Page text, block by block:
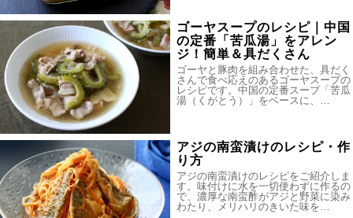
ゴーヤスープのレシピ｜中国
の定番「苦瓜湯」をアレン
ジ！簡単＆具だくさん
ゴーヤと豚肉を組み合わせた、具だく
さんで食べ応えのあるゴーヤスープの
レシピです。中国の定番スープ「苦瓜
湯（くがとう）」をベースに、…
アジの南蛮漬けのレシピ・作
り方
アジの南蛮漬けのレシピをご紹介しま
す。味付けに水を一切使わずに作るの
で、濃厚な南蛮酢がアジと野菜に染み
わたり、メリハリのきいた味を…